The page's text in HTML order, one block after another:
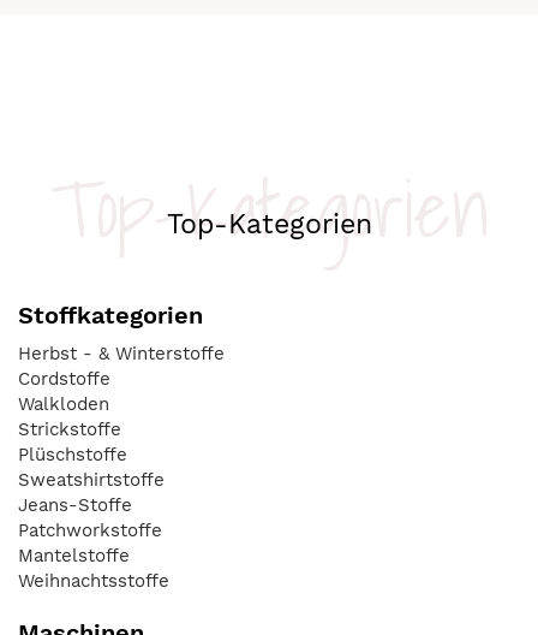
Top-Kategorien
Top-Kategorien
Stoffkategorien
Herbst - & Winterstoffe
Cordstoffe
Walkloden
Strickstoffe
Plüschstoffe
Sweatshirtstoffe
Jeans-Stoffe
Patchworkstoffe
Mantelstoffe
Weihnachtsstoffe